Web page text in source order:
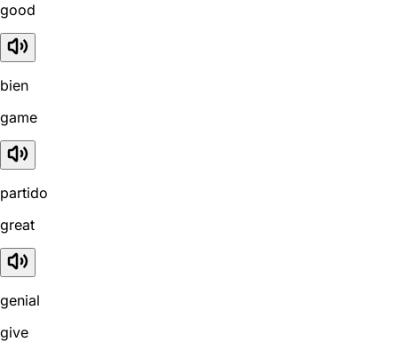
good
bien
game
partido
great
genial
give